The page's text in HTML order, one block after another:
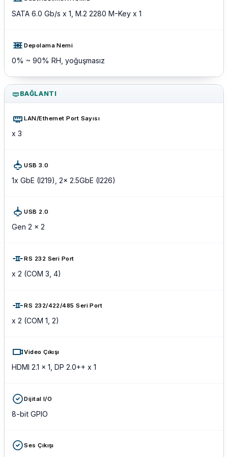
SATA 6.0 Gb/s x 1, M.2 2280 M-Key x 1
Depolama Nemi
0% ~ 90% RH, yoğuşmasız
BAĞLANTI
LAN/Ethernet Port Sayısı
x 3
USB 3.0
1x GbE (I219), 2x 2.5GbE (I226)
USB 2.0
Gen 2 x 2
RS 232 Seri Port
x 2 (COM 3, 4)
RS 232/422/485 Seri Port
x 2 (COM 1, 2)
Video Çıkışı
HDMI 2.1 x 1, DP 2.0++ x 1
Dijital I/O
8-bit GPIO
Ses Çıkışı